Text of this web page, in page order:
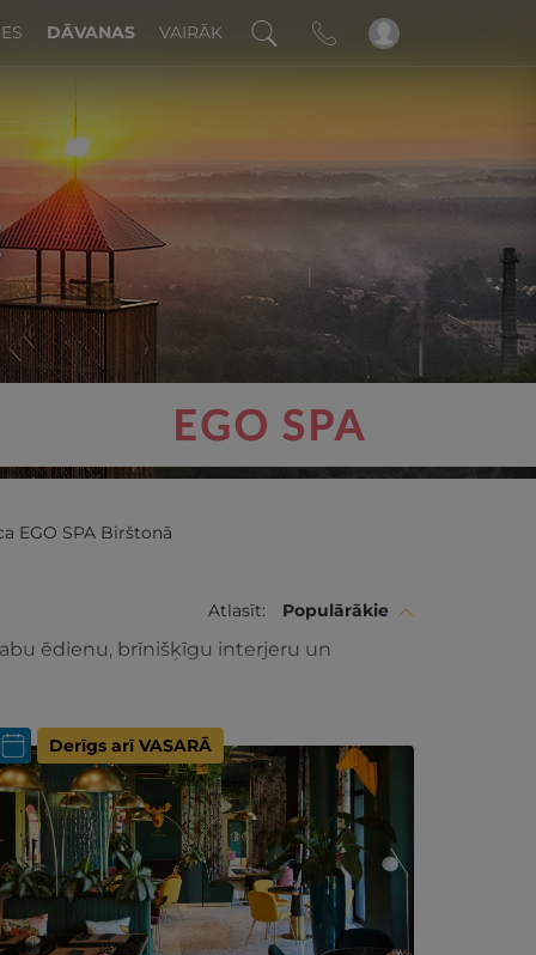
DĀVANAS VAIRĀK
EGO SPA Birštonā
Atlasīt: Populārākie
labu ēdienu, brīnišķīgu interjeru un
Derīgs arī VASARĀ